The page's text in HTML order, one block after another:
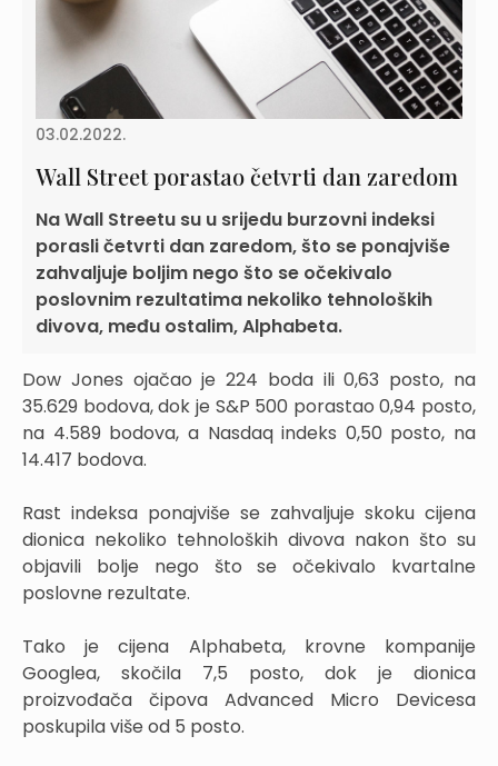
03.02.2022.
Wall Street porastao četvrti dan zaredom
Na Wall Streetu su u srijedu burzovni indeksi
porasli četvrti dan zaredom, što se ponajviše
zahvaljuje boljim nego što se očekivalo
poslovnim rezultatima nekoliko tehnoloških
divova, među ostalim, Alphabeta.
Dow Jones ojačao je 224 boda ili 0,63 posto, na
35.629 bodova, dok je S&P 500 porastao 0,94 posto,
na 4.589 bodova, a Nasdaq indeks 0,50 posto, na
14.417 bodova.
Rast indeksa ponajviše se zahvaljuje skoku cijena
dionica nekoliko tehnoloških divova nakon što su
objavili bolje nego što se očekivalo kvartalne
poslovne rezultate.
Tako je cijena Alphabeta, krovne kompanije
Googlea, skočila 7,5 posto, dok je dionica
proizvođača čipova Advanced Micro Devicesa
poskupila više od 5 posto.